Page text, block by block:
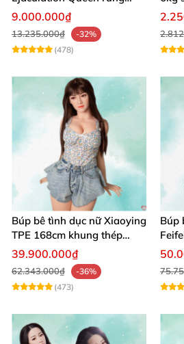
cảm biến sưởi ấm phun
9.000.000₫
13.235.000₫
-32%
(478)
cấp
Búp bê tình dục nữ Xiaoying
TPE 168cm khung thép
không gỉ 1:1
39.900.000₫
62.343.000₫
-36%
(473)
Búp